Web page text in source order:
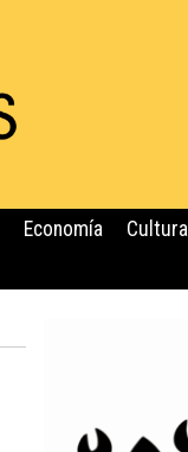
Economía Cultura